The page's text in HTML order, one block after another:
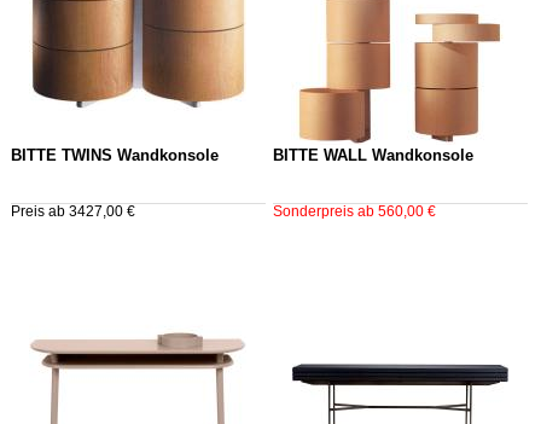
BITTE TWINS Wandkonsole
Preis ab 3427,00 €
BITTE WALL Wandkonsole
Sonderpreis ab 560,00 €